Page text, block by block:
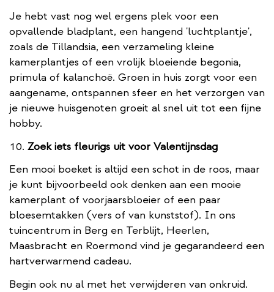
Je hebt vast nog wel ergens plek voor een
opvallende bladplant, een hangend 'luchtplantje',
zoals de Tillandsia, een verzameling kleine
kamerplantjes of een vrolijk bloeiende begonia,
primula of kalanchoë. Groen in huis zorgt voor een
aangename, ontspannen sfeer en het verzorgen van
je nieuwe huisgenoten groeit al snel uit tot een fijne
hobby.
Zoek iets fleurigs uit voor Valentijnsdag
Een mooi boeket is altijd een schot in de roos, maar
je kunt bijvoorbeeld ook denken aan een mooie
kamerplant of voorjaarsbloeier of een paar
bloesemtakken (vers of van kunststof). In ons
tuincentrum in Berg en Terblijt, Heerlen,
Maasbracht en Roermond vind je gegarandeerd een
hartverwarmend cadeau.
Begin ook nu al met het verwijderen van onkruid.